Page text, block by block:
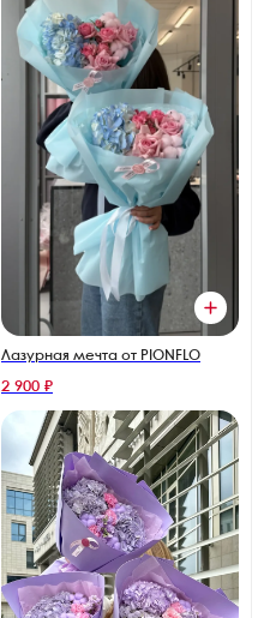
Лазурная мечта от PIONFLO
2 900 ₽